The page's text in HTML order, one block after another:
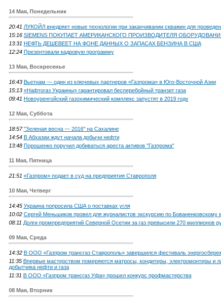
14 Мая, Понедельник
20:41 ЛУКОЙЛ внедряет новые технологии при заканчивании скважин для
15:16 SIEMENS ПОКУПАЕТ АМЕРИКАНСКОГО ПРОИЗВОДИТЕЛЯ
13:31 НЕФТЬ ДЕШЕВЕЕТ НА ФОНЕ ДАННЫХ О ЗАПАСАХ БЕНЗИНА В США
12:24 Презентовали кадровую программу
13 Мая, Воскресенье
16:43 Вьетнам — один из ключевых партнеров «Газпрома» в Юго-Восточной Азии
15:13 «Нафтогаз Украины» гарантировал бесперебойный транзит газа
09:41 Новоуренгойский газохимический комплекс запустят в 2019 году
12 Мая, Суббота
18:57 "Зеленая весна — 2016" на Сахалине
14:54 В Абхазии ждут начала добычи нефти
13:48 Порошенко поручил добиваться ареста активов "Газпрома"
11 Мая, Пятница
21:51 «Газпром» подает в суд на предприятия Ставрополя
10 Мая, Четверг
14:45 Украина попросила США о поставках угля
10:02 Сергей Меньшиков провел для журналистов экскурсию по Бованенковскому
08:11 Долги промпредприятий Северной Осетии за газ превысили 270 миллионов
09 Мая, Среда
14:32 В ООО «Газпром трансгаз Ставрополь» завершился фестиваль
11:35 Впервые мастерством померяются матросы, кондитеры, электромонтеры и
добытчика нефти и газа
11:31 В ООО «Газпром трансгаз Уфа» прошел конкурс профмастерства
08 Мая, Вторник